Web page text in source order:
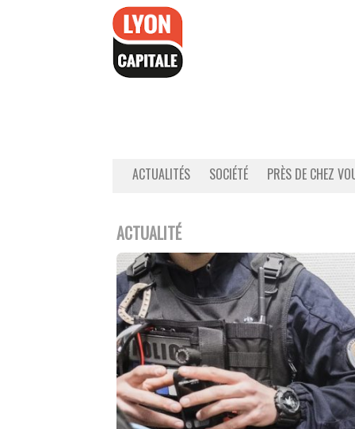
ACTUALITÉS SOCIÉTÉ PRÈS DE CHEZ
ACTUALITÉ